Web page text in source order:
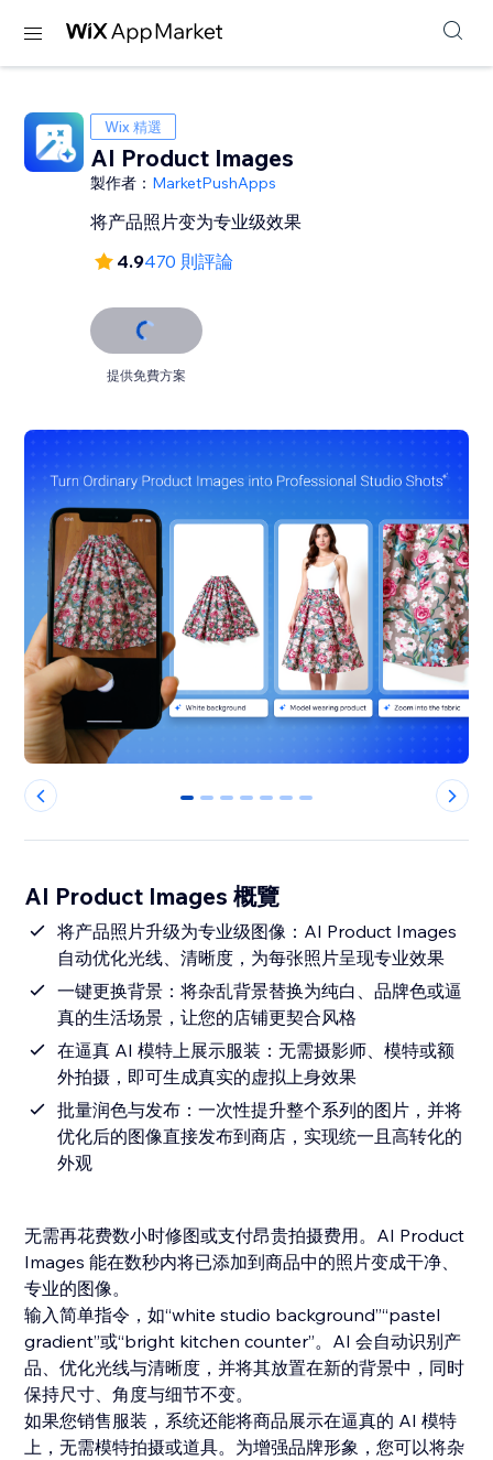
Wix 精選
AI Product Images
製作者： MarketPushApps
将产品照片变为专业级效果
4.9470 則評論
提供免費方案
0 1 2 3 4 5 6
AI Product Images 概覽
将产品照片升级为专业级图像：AI Product Images
自动优化光线、清晰度，为每张照片呈现专业效果
一键更换背景：将杂乱背景替换为纯白、品牌色或逼
真的生活场景，让您的店铺更契合风格
在逼真 AI 模特上展示服装：无需摄影师、模特或额
外拍摄，即可生成真实的虚拟上身效果
批量润色与发布：一次性提升整个系列的图片，并将
优化后的图像直接发布到商店，实现统一且高转化的
外观
无需再花费数小时修图或支付昂贵拍摄费用。AI Product
Images 能在数秒内将已添加到商品中的照片变成干净、
专业的图像。
输入简单指令，如“white studio background”“pastel
gradient”或“bright kitchen counter”。AI 会自动识别产
品、优化光线与清晰度，并将其放置在新的背景中，同时
保持尺寸、角度与细节不变。
如果您销售服装，系统还能将商品展示在逼真的 AI 模特
上，无需模特拍摄或道具。为增强品牌形象，您可以将杂